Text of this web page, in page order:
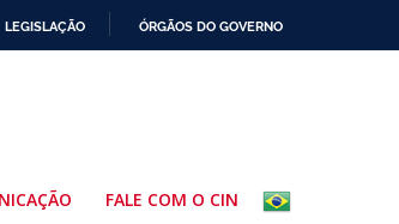
LEGISLAÇÃO ÓRGÃOS DO GOVERNO
FALE COM O CIN